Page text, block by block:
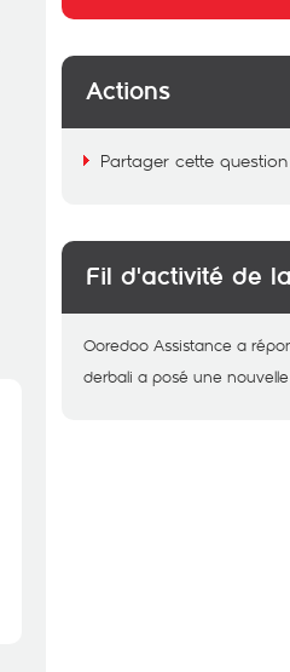
Actions
Partager cette question
Fil d'activité de
Ooredoo Assistance a
derbali a posé une